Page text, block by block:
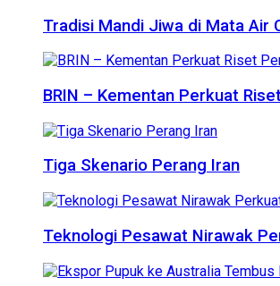
Tradisi Mandi Jiwa di Mata Air
BRIN – Kementan Perkuat
Tiga Skenario Perang Iran
Teknologi Pesawat Nirawak